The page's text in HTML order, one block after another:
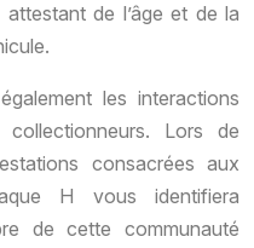
de l’âge et de la
les interactions
Lors de
consacrées aux
H vous identifiera
de cette communauté